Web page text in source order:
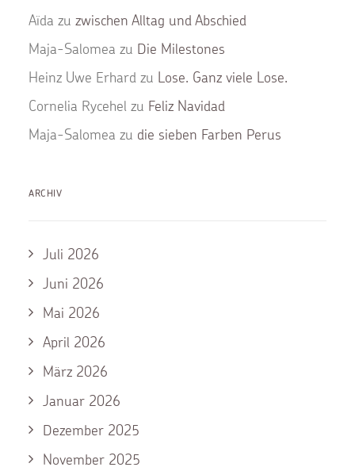
Aïda zu zwischen Alltag und Abschied
Maja-Salomea zu Die Milestones
Heinz Uwe Erhard zu Lose. Ganz viele Lose.
Cornelia Rycehel zu Feliz Navidad
Maja-Salomea zu die sieben Farben Perus
ARCHIV
Juli 2026
Juni 2026
Mai 2026
April 2026
März 2026
Januar 2026
Dezember 2025
November 2025